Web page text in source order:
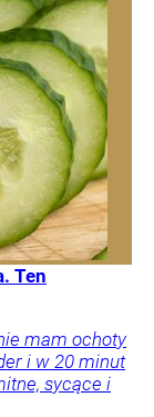
Ten
mam ochoty
i w 20 minut
sycące i